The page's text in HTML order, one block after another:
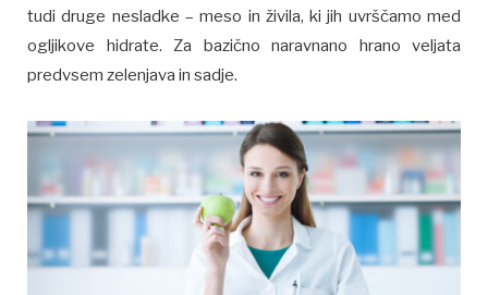
tudi druge nesladke – meso in živila, ki jih uvrščamo med
ogljikove hidrate. Za bazično naravnano hrano veljata
predvsem zelenjava in sadje.